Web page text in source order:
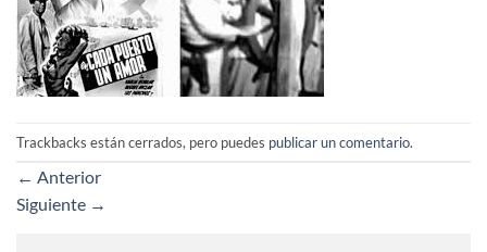
Trackbacks están cerrados, pero puedes publicar un comentario.
← Anterior
Siguiente →